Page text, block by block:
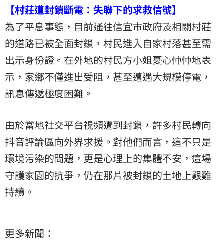
【村莊遭封鎖斷電：失聯下的求救信號】
為了平息事態，目前通往信宜市政府及相關村莊
的道路已被全面封鎖，村民進入自家村落甚至需
出示身份證。在外地的村民方小姐憂心忡忡地表
示，家鄉不僅進出受阻，甚至遭遇大規模停電，
訊息傳遞極度困難。
由於當地社交平台視頻遭到封鎖，許多村民轉向
抖音評論區向外界求援。對他們而言，這不只是
環境污染的問題，更是心理上的集體不安，這場
守護家園的抗爭，仍在那片被封鎖的土地上艱難
持續。
更多新聞：